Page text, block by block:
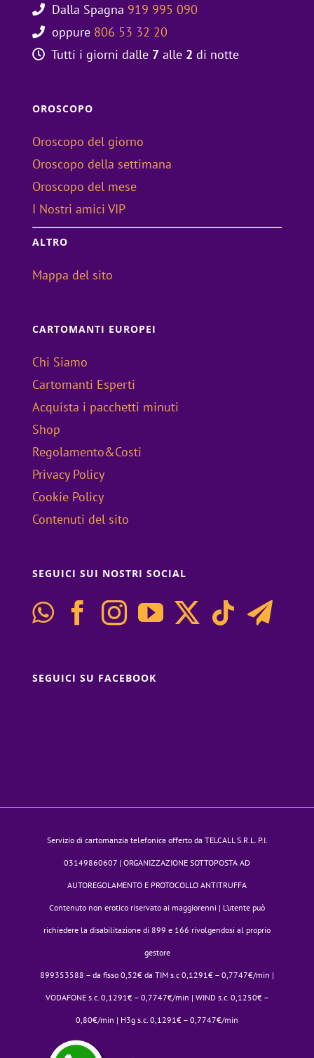
Dalla Spagna 919 995 090
oppure 806 53 32 20
Tutti i giorni dalle 7alle 2 di notte
OROSCOPO
Oroscopo del giorno
Oroscopo della settimana
Oroscopo del mese
I Nostri amici VIP
ALTRO
Mappa del sito
CARTOMANTI EUROPEI
Chi Siamo
Cartomanti Esperti
Acquista i pacchetti minuti
Shop
Regolamento&Costi
Privacy Policy
Cookie Policy
Contenuti del sito
SEGUICI SUI NOSTRI SOCIAL
SEGUICI SU FACEBOOK
Servizio di cartomanzia telefonica offerto da TELCALL S.R.L. P.I.
03149860607 | ORGANIZZAZIONE SOTTOPOSTA AD
AUTOREGOLAMENTO E PROTOCOLLO ANTITRUFFA
Contenuto non erotico riservato ai maggiorenni | L’utente può
richiedere la disabilitazione di 899 e 166 rivolgendosi al proprio
gestore
899353588 – da fisso 0,52€ da TIM s.c 0,1291€ – 0,7747€/min |
VODAFONE s.c. 0,1291€ – 0,7747€/min | WIND s.c. 0,1250€ –
0,80€/min | H3g s.c. 0,1291€ – 0,7747€/min